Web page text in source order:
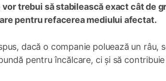
trebui să stabilească exact cât de
pentru refacerea mediului afectat.
dacă o companie poluează un râu,
pentru încălcare, ci și să